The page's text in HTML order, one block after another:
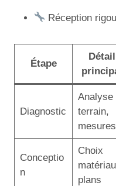
Réception
Étape
Détail
Diagnostic
Analyse
terrain,
mesures
Conceptio
n
Choix
plans